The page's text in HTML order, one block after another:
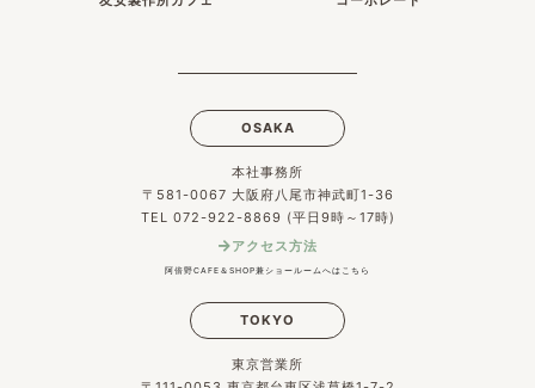
OSAKA
本社事務所
〒581-0067 大阪府八尾市神武町1-36
TEL 072-922-8869 (平日9時～17時)
アクセス方法
阿倍野CAFE＆SHOP兼ショールームへはこちら
TOKYO
東京営業所